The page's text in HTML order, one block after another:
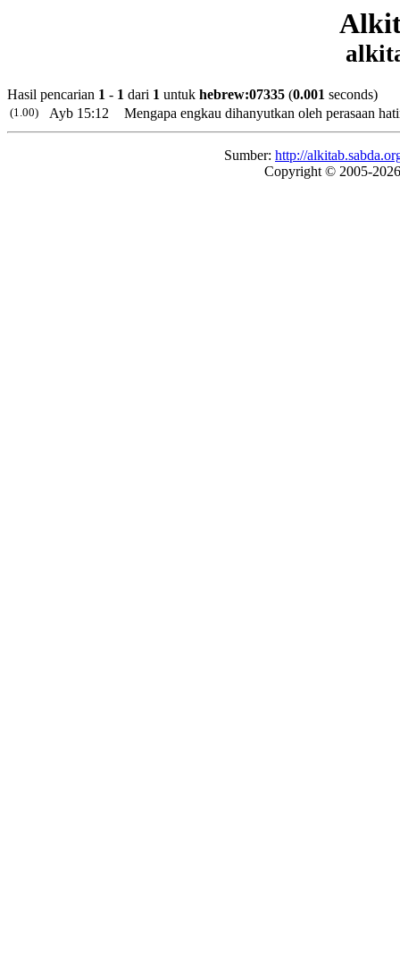
Hasil pencarian 1 - 1 dari 1 untuk hebrew:07335 (0.001 seconds)
(1.00) Ayb 15:12 Mengapa engkau dihanyutkan oleh perasaan
Sumber: http://
Copyright © 2005-